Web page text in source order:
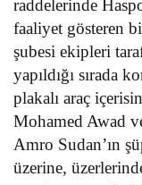
raddelerinde
faaliyet gösteren
şubesi ekipleri
yapıldığı sırada
plakalı araç
Mohamed Awad
Amro Sudan’ın
üzerine,